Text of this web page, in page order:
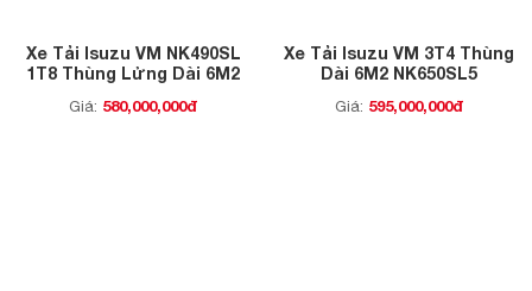
Xe Tải Isuzu VM NK490SL
1T8 Thùng Lửng Dài 6M2
Giá: 580,000,000đ
Xe Tải Isuzu VM 3T4 Thùng
Dài 6M2 NK650SL5
Giá: 595,000,000đ